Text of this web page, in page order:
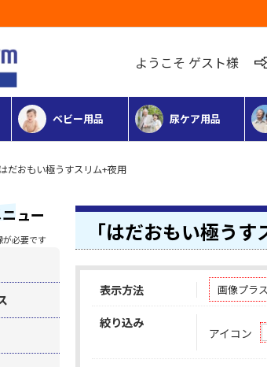
ようこそ ゲスト様
ベビー用品 尿ケア用品
おもい極うすスリム+夜用
ュー
必要です 「はだおもい極う
表示方法 画像プラ
絞り込み
アイコン